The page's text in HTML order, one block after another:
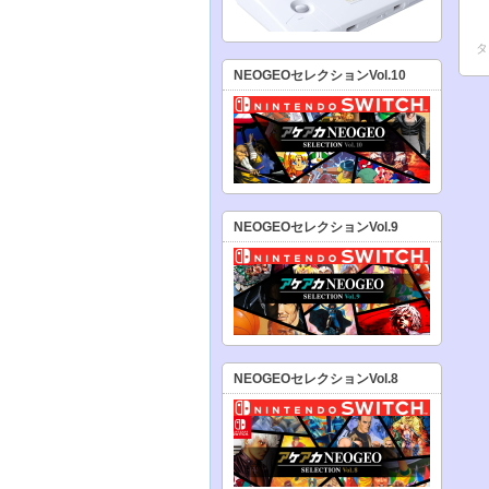
NEOGEOセレクションVol.10
NEOGEOセレクションVol.9
NEOGEOセレクションVol.8